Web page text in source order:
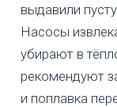
выдавили
Насосы
убирают в
рекомендуют
и поплавка